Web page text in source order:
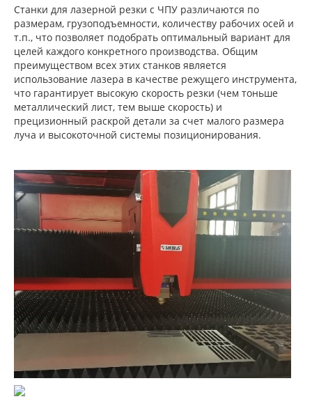
Станки для лазерной резки с ЧПУ различаются по
размерам, грузоподъемности, количеству рабочих осей и
т.п., что позволяет подобрать оптимальный вариант для
целей каждого конкретного производства. Общим
преимуществом всех этих станков является
использование лазера в качестве режущего инструмента,
что гарантирует высокую скорость резки (чем тоньше
металлический лист, тем выше скорость) и
прецизионный раскрой детали за счет малого размера
луча и высокоточной системы позиционирования.